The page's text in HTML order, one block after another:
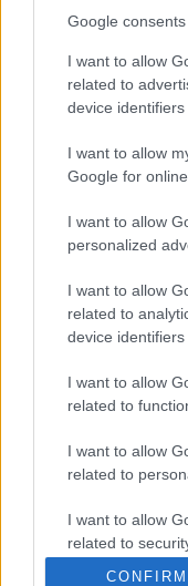
Google consents
I want to allow
related to
device identifiers
I want to allow
Google for
I want to allow
personalized
I want to allow
related to
device identifiers
I want to allow
related to
I want to allow
related to
I want to allow
related to
CONFIRM
KIEMELT